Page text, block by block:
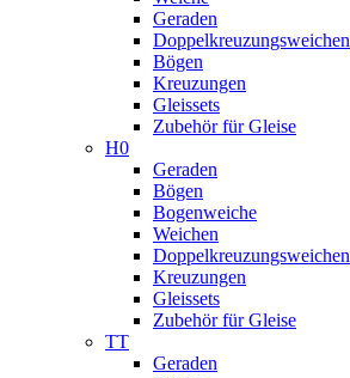
Geraden
Doppelkreuzungsweichen
Bögen
Kreuzungen
Gleissets
Zubehör für Gleise
H0
Geraden
Bögen
Bogenweiche
Weichen
Doppelkreuzungsweichen
Kreuzungen
Gleissets
Zubehör für Gleise
TT
Geraden